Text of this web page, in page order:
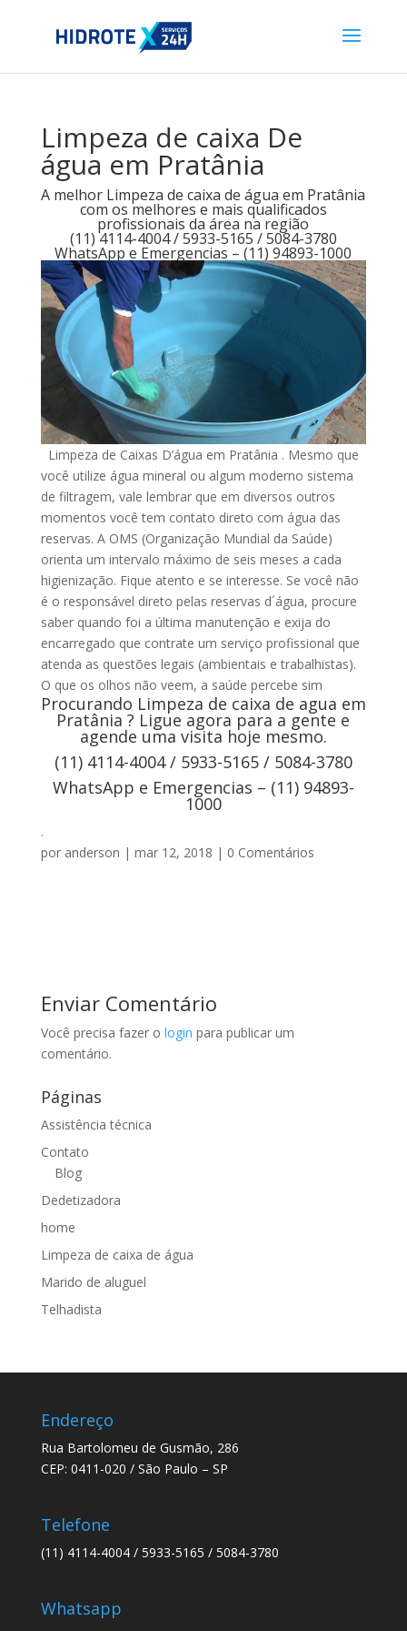
Limpeza de caixa De
água em Pratânia
A melhor Limpeza de caixa de água em Pratânia
com os melhores e mais qualificados
profissionais da área na região
(11) 4114-4004 / 5933-5165 / 5084-3780
WhatsApp e Emergencias – (11) 94893-1000
Limpeza de Caixas D’água em Pratânia . Mesmo que
você utilize água mineral ou algum moderno sistema
de filtragem, vale lembrar que em diversos outros
momentos você tem contato direto com água das
reservas. A OMS (Organização Mundial da Saúde)
orienta um intervalo máximo de seis meses a cada
higienização. Fique atento e se interesse. Se você não
é o responsável direto pelas reservas d´água, procure
saber quando foi a última manutenção e exija do
encarregado que contrate um serviço profissional que
atenda as questões legais (ambientais e trabalhistas).
O que os olhos não veem, a saúde percebe sim
Procurando Limpeza de caixa de agua em
Pratânia ? Ligue agora para a gente e
agende uma visita hoje mesmo.
(11) 4114-4004 / 5933-5165 / 5084-3780
WhatsApp e Emergencias – (11) 94893-
1000
.
por anderson | mar 12, 2018 | 0 Comentários
Enviar Comentário
Você precisa fazer o login para publicar um
comentário.
Páginas
Assistência técnica
Contato
Blog
Dedetizadora
home
Limpeza de caixa de água
Marido de aluguel
Telhadista
Endereço
Rua Bartolomeu de Gusmão, 286
CEP: 0411-020 / São Paulo – SP
Telefone
(11) 4114-4004 / 5933-5165 / 5084-3780
Whatsapp